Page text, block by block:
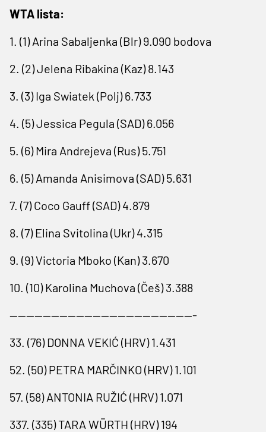
WTA lista:
1. (1) Arina Sabaljenka (Blr) 9.090 bodova
2. (2) Jelena Ribakina (Kaz) 8.143
3. (3) Iga Swiatek (Polj) 6.733
4. (5) Jessica Pegula (SAD) 6.056
5. (6) Mira Andrejeva (Rus) 5.751
6. (5) Amanda Anisimova (SAD) 5.631
7. (7) Coco Gauff (SAD) 4.879
8. (7) Elina Svitolina (Ukr) 4.315
9. (9) Victoria Mboko (Kan) 3.670
10. (10) Karolina Muchova (Češ) 3.388
---------------------------------------------
33. (76) DONNA VEKIĆ (HRV) 1.431
52. (50) PETRA MARČINKO (HRV) 1.101
57. (58) ANTONIA RUŽIĆ (HRV) 1.071
337. (335) TARA WÜRTH (HRV) 194